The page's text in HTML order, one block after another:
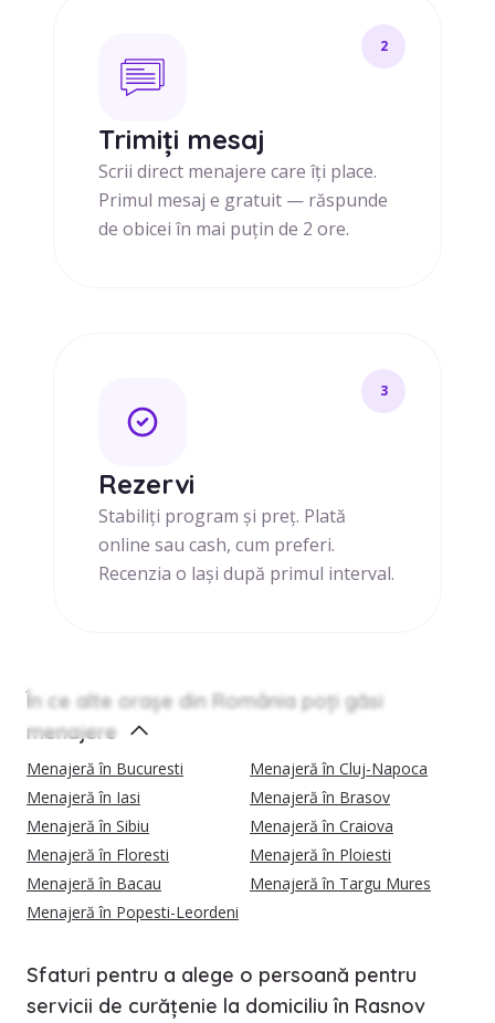
2
Trimiți mesaj
Scrii direct menajere care îți place.
Primul mesaj e gratuit — răspunde
de obicei în mai puțin de 2 ore.
3
Rezervi
Stabiliți program și preț. Plată
online sau cash, cum preferi.
Recenzia o lași după primul interval.
În ce alte orașe din România poți găsi
menajere
Menajeră în Bucuresti
Menajeră în Cluj-Napoca
Menajeră în Iasi
Menajeră în Brasov
Menajeră în Sibiu
Menajeră în Craiova
Menajeră în Floresti
Menajeră în Ploiesti
Menajeră în Bacau
Menajeră în Targu Mures
Menajeră în Popesti-Leordeni
Sfaturi pentru a alege o persoană pentru
servicii de curățenie la domiciliu în Rasnov